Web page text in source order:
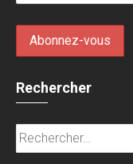
Rechercher
Rechercher :